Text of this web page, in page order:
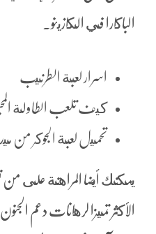
الباكارا في الكازينو.
اسرار لعبة الطرنيب
كيف تلعب الطاولة
تحميل لعبة الجوكر من
يمكنك أيضا المراهنة على من